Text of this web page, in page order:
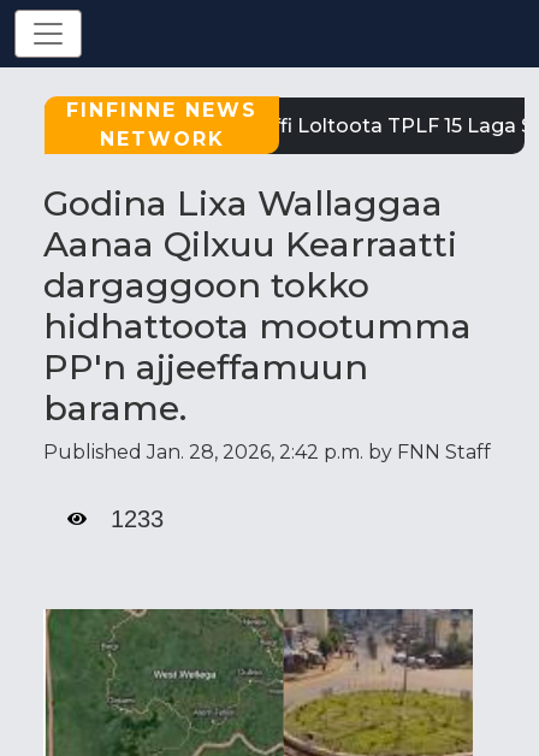
FINFINNE NEWS
NETWORK
Tigray: Reeffi Loltoota TPLF 15 Laga
Godina Lixa Wallaggaa
Aanaa Qilxuu Kearraatti
dargaggoon tokko
hidhattoota mootumma
PP'n ajjeeffamuun
barame.
Published Jan. 28, 2026, 2:42 p.m. by FNN Staff
1233